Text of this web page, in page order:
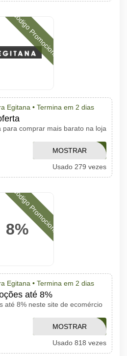
Código Promocional
Egitana • Termina em 2 dias
para comprar mais barato na loja
RN03SKL
MOSTRAR
CÓDIGO
Usado 279 vezes
8%
Código Promocional
Egitana • Termina em 2 dias
até 8%
até 8% neste site de ecomércio
MMSPEC
MOSTRAR
CÓDIGO
Usado 818 vezes